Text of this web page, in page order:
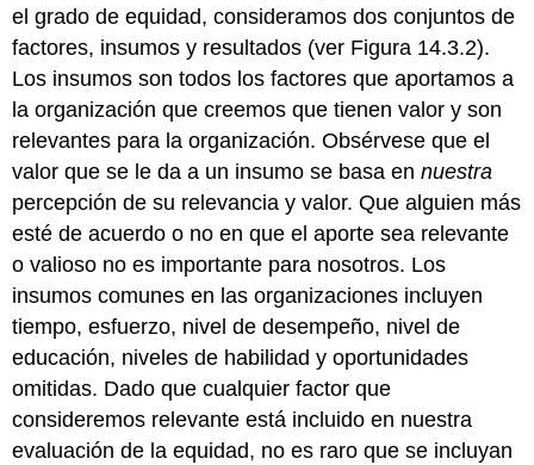
el grado de equidad, consideramos dos conjuntos de
factores, insumos y resultados (ver Figura 14.3.2).
Los insumos son todos los factores que aportamos a
la organización que creemos que tienen valor y son
relevantes para la organización. Obsérvese que el
valor que se le da a un insumo se basa ennuestra
percepción de su relevancia y valor. Que alguien más
esté de acuerdo o no en que el aporte sea relevante
o valioso no es importante para nosotros. Los
insumos comunes en las organizaciones incluyen
tiempo, esfuerzo, nivel de desempeño, nivel de
educación, niveles de habilidad y oportunidades
omitidas. Dado que cualquier factor que
consideremos relevante está incluido en nuestra
evaluación de la equidad, no es raro que se incluyan